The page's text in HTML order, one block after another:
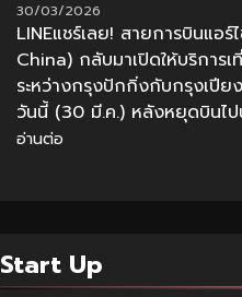
30/03/2026
LINEแชร์เลย! สายการบินแอร์
China) กลับมาเปิดให้บริการ
ระหว่างกรุงปักกิ่งกับกรุงเปีย
วันนี้ (30 มี.ค.) หลังหยุดบินไป
อ่านต่อ
Start Up